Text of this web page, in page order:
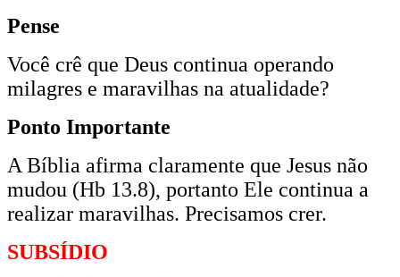
Pense
Você crê que Deus continua operando
milagres e maravilhas na atualidade?
Ponto Importante
A Bíblia afirma claramente que Jesus não
mudou (Hb 13.8), portanto Ele continua a
realizar maravilhas. Precisamos crer.
SUBSÍDIO